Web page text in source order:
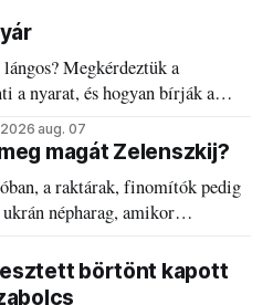
Megkérdeztük a
a nyarat, és hogyan bírják a
2026 aug. 07
magát Zelenszkij?
a raktárak, finomítók pedig
népharag, amikor
börtönt kapott